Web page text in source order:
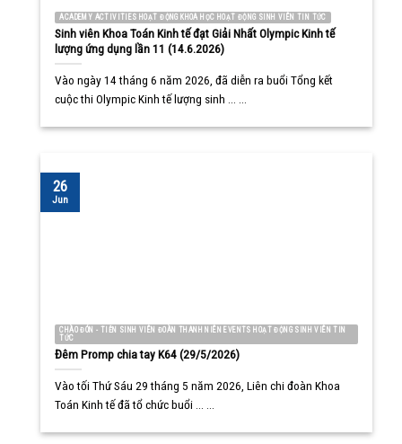
ACADEMY ACTIVITIES HOẠT ĐỘNG KHOA HỌC HOẠT ĐỘNG SINH VIÊN TIN TỨC
Sinh viên Khoa Toán Kinh tế đạt Giải Nhất Olympic Kinh tế
lượng ứng dụng lần 11 (14.6.2026)
Vào ngày 14 tháng 6 năm 2026, đã diễn ra buổi Tổng kết
cuộc thi Olympic Kinh tế lượng sinh ... ...
CHÀO ĐÓN - TIỄN SINH VIÊN ĐOÀN THANH NIÊN EVENTS HOẠT ĐỘNG SINH VIÊN TIN
TỨC
Đêm Promp chia tay K64 (29/5/2026)
Vào tối Thứ Sáu 29 tháng 5 năm 2026, Liên chi đoàn Khoa
Toán Kinh tế đã tổ chức buổi ... ...
26
Jun